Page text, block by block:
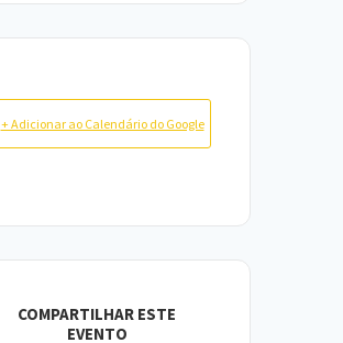
+ Adicionar ao Calendário do Google
COMPARTILHAR ESTE
EVENTO